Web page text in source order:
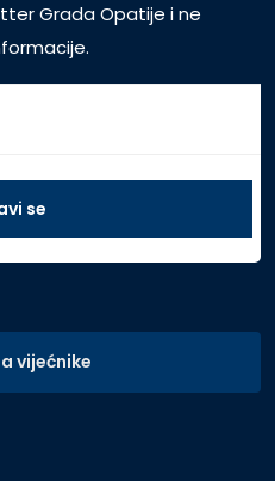
Grada Opatije i ne
vijećnike